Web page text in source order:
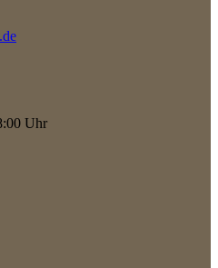
Uhr